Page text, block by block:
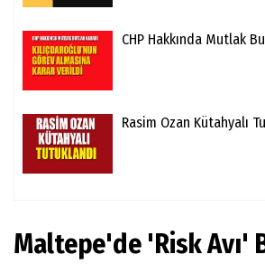
CHP Hakkında Mutlak
Rasim Ozan Kütahyalı
Maltepe'de 'Risk Avı'